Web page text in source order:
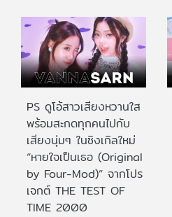
PS ดูโอ้สาวเสียงหวานใส
พร้อมสะกดทุกคนไปกับ
เสียงนุ่มๆ ในซิงเกิลใหม่
“หายใจเป็นเธอ (Original
by Four-Mod)” จากโปร
เจกต์ THE TEST OF
TIME 2000